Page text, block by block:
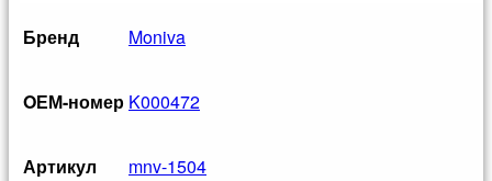
Бренд Moniva
OЕМ-номер K000472
Артикул mnv-1504